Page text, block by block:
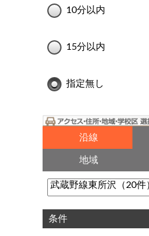
10分以内
15分以内
指定無し
沿線
地域
条件